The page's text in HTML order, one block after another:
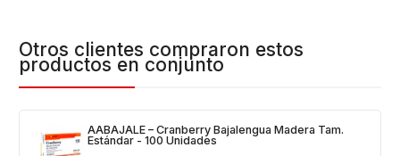
Otros clientes compraron estos
productos en conjunto
AABAJALE – Cranberry Bajalengua Madera Tam.
Estándar - 100 Unidades